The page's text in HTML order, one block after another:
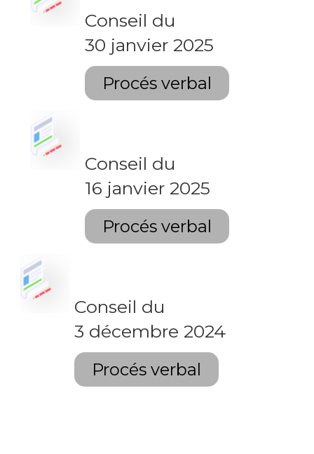
Conseil du
30 janvier 2025
Procés verbal
Conseil du
16 janvier 2025
Procés verbal
Conseil du
3 décembre 2024
Procés verbal